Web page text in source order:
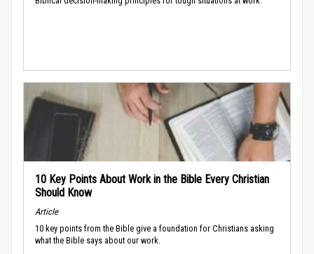
10 Key Points About Work in the Bible Every Christian
Should Know
Article
10 key points from the Bible give a foundation for Christians asking
what the Bible says about our work.